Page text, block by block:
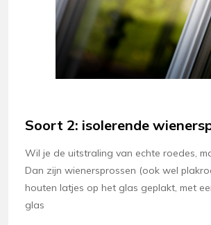
Soort 2: isolerende
Wil je de uitstraling van echte roedes,
Dan zijn wienersprossen (ook wel
houten latjes op het glas geplakt, met
glas